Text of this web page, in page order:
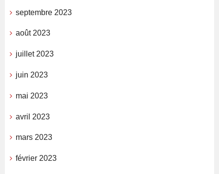
septembre 2023
août 2023
juillet 2023
juin 2023
mai 2023
avril 2023
mars 2023
février 2023